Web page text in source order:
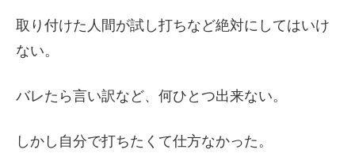
取り付けた人間が試し打ちなど絶対にしてはいけ
ない。
バレたら言い訳など、何ひとつ出来ない。
しかし自分で打ちたくて仕方なかった。